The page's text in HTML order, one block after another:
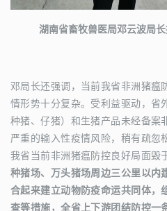
湖南省畜牧兽医局邓云波局
邓局长还强调，当前我省非洲猪瘟
情形势十分复杂。受利益驱动，省
种猪、仔猪）和生猪产品未经备案
严重的输入性疫情风险，稍有疏忽
我省当前非洲猪瘟防控良好局面毁
种猪场、万头猪场周边三公里以内
合起来建立动物防疫命运共同体，
查等措施，全省上下游团结防控一